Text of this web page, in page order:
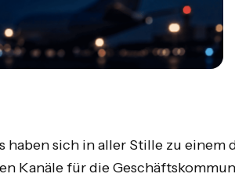
haben sich in aller Stille zu einem
Kanäle für die